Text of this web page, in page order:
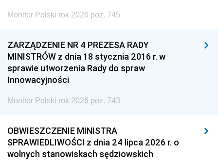
Monitor Polski rok 2026 poz. 745
ZARZĄDZENIE NR 4 PREZESA RADY
MINISTRÓW z dnia 18 stycznia 2016 r. w
sprawie utworzenia Rady do spraw
Innowacyjności
Monitor Polski rok 2026 poz. 743
OBWIESZCZENIE MINISTRA
SPRAWIEDLIWOŚCI z dnia 24 lipca 2026 r. o
wolnych stanowiskach sędziowskich